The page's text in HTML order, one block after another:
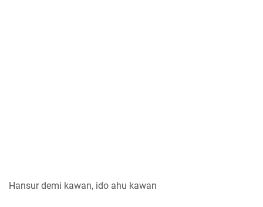
Hansur demi kawan, ido ahu kawan